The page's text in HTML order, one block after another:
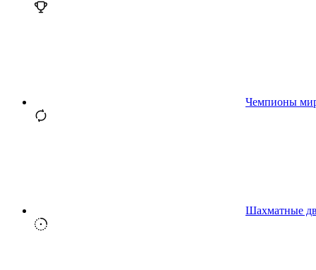
Чемпионы
Шахматные